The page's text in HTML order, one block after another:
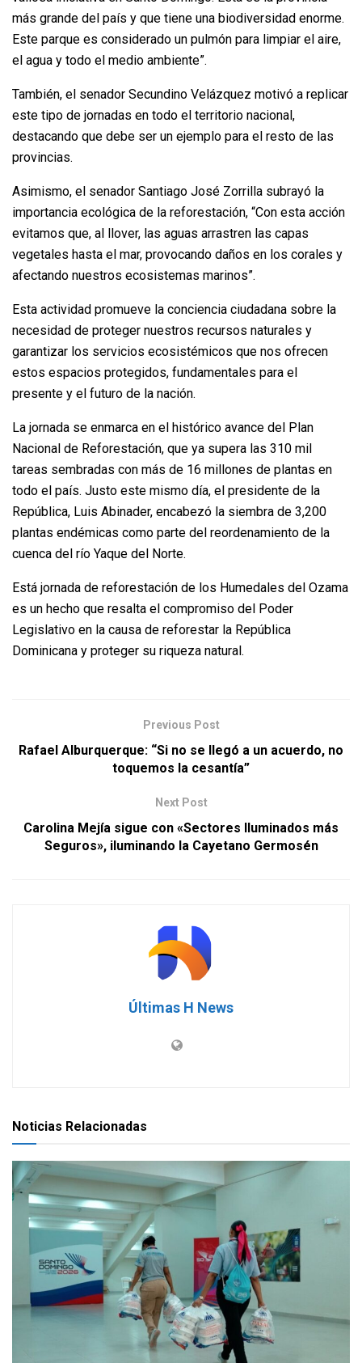
más grande del país y que tiene una biodiversidad enorme.
Este parque es considerado un pulmón para limpiar el aire,
el agua y todo el medio ambiente”.
También, el senador Secundino Velázquez motivó a replicar
este tipo de jornadas en todo el territorio nacional,
destacando que debe ser un ejemplo para el resto de las
provincias.
Asimismo, el senador Santiago José Zorrilla subrayó la
importancia ecológica de la reforestación, “Con esta acción
evitamos que, al llover, las aguas arrastren las capas
vegetales hasta el mar, provocando daños en los corales y
afectando nuestros ecosistemas marinos”.
Esta actividad promueve la conciencia ciudadana sobre la
necesidad de proteger nuestros recursos naturales y
garantizar los servicios ecosistémicos que nos ofrecen
estos espacios protegidos, fundamentales para el
presente y el futuro de la nación.
La jornada se enmarca en el histórico avance del Plan
Nacional de Reforestación, que ya supera las 310 mil
tareas sembradas con más de 16 millones de plantas en
todo el país. Justo este mismo día, el presidente de la
República, Luis Abinader, encabezó la siembra de 3,200
plantas endémicas como parte del reordenamiento de la
cuenca del río Yaque del Norte.
Está jornada de reforestación de los Humedales del Ozama
es un hecho que resalta el compromiso del Poder
Legislativo en la causa de reforestar la República
Dominicana y proteger su riqueza natural.
Previous Post
Rafael Alburquerque: “Si no se llegó a un acuerdo, no
toquemos la cesantía”
Next Post
Carolina Mejía sigue con «Sectores Iluminados más
Seguros», iluminando la Cayetano Germosén
Últimas H News
Noticias Relacionadas